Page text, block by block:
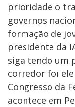
prioridade o
governos
formação de
presidente da
siga tendo um
corredor foi
Congresso da
acontece em